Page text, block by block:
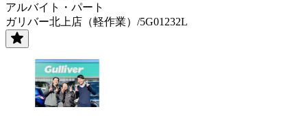
アルバイト・パート
ガリバー北上店（軽作業）/5G01232L